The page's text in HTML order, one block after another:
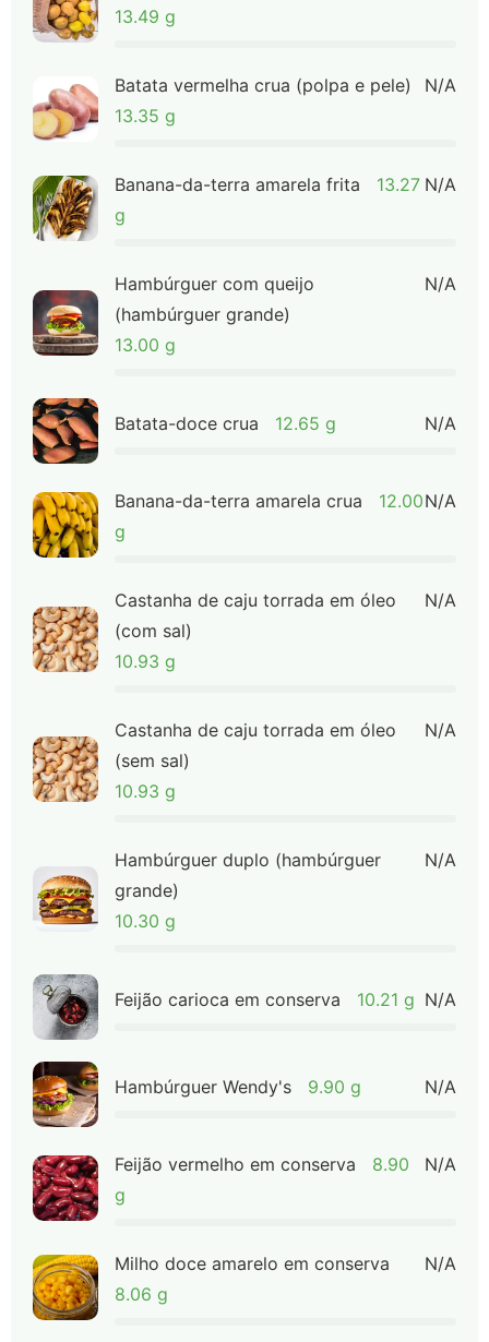
13.49 g
Batata vermelha crua (polpa e pele)
13.35 g
N/A
Banana-da-terra amarela frita
13.27
g
N/A
Hambúrguer com queijo
(hambúrguer grande)
13.00 g
N/A
Batata-doce crua 12.65 g N/A
Banana-da-terra amarela crua
12.00
g
N/A
Castanha de caju torrada em óleo
(com sal)
10.93 g
N/A
Castanha de caju torrada em óleo
(sem sal)
10.93 g
N/A
Hambúrguer duplo (hambúrguer
grande)
10.30 g
N/A
Feijão carioca em conserva 10.21 g N/A
Hambúrguer Wendy's 9.90 g N/A
Feijão vermelho em conserva
8.90
g
N/A
Milho doce amarelo em conserva
8.06 g
N/A